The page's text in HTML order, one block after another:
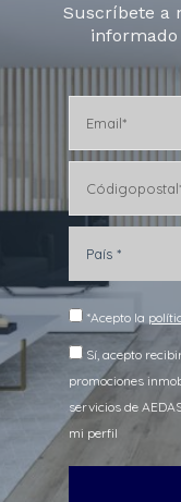
Suscríbete a